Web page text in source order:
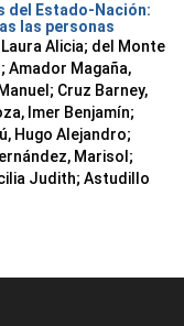
del Estado-Nación:
las personas
Alicia; del Monte
; Amador Magaña,
; Cruz Barney,
Imer Benjamín;
Hugo Alejandro;
Marisol ;
Judith; Astudillo